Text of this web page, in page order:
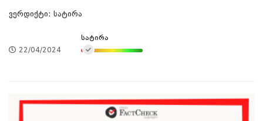
ვერდიქტი: სატირა
22/04/2024
სატირა